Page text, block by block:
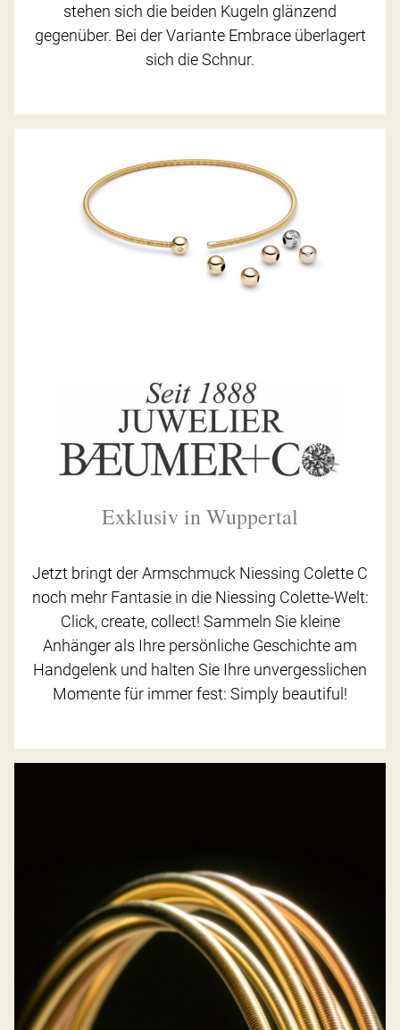
stehen sich die beiden Kugeln glänzend
gegenüber. Bei der Variante Embrace überlagert
sich die Schnur.
Exklusiv in Wuppertal
Jetzt bringt der Armschmuck Niessing Colette C
noch mehr Fantasie in die Niessing Colette-Welt:
Click, create, collect! Sammeln Sie kleine
Anhänger als Ihre persönliche Geschichte am
Handgelenk und halten Sie Ihre unvergesslichen
Momente für immer fest: Simply beautiful!